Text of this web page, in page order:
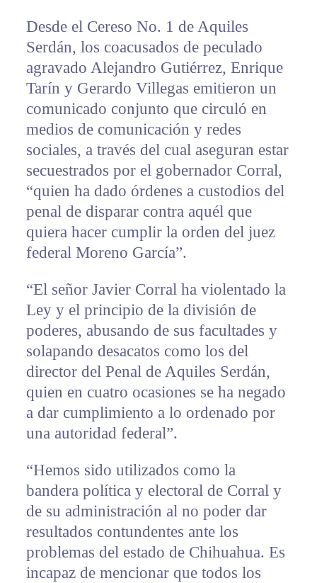
Desde el Cereso No. 1 de Aquiles
Serdán, los coacusados de peculado
agravado Alejandro Gutiérrez, Enrique
Tarín y Gerardo Villegas emitieron un
comunicado conjunto que circuló en
medios de comunicación y redes
sociales, a través del cual aseguran estar
secuestrados por el gobernador Corral,
“quien ha dado órdenes a custodios del
penal de disparar contra aquél que
quiera hacer cumplir la orden del juez
federal Moreno García”.
“El señor Javier Corral ha violentado la
Ley y el principio de la división de
poderes, abusando de sus facultades y
solapando desacatos como los del
director del Penal de Aquiles Serdán,
quien en cuatro ocasiones se ha negado
a dar cumplimiento a lo ordenado por
una autoridad federal”.
“Hemos sido utilizados como la
bandera política y electoral de Corral y
de su administración al no poder dar
resultados contundentes ante los
problemas del estado de Chihuahua. Es
incapaz de mencionar que todos los